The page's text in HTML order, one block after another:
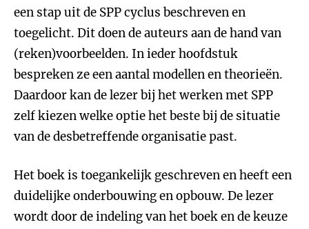
een stap uit de SPP cyclus beschreven en
toegelicht. Dit doen de auteurs aan de hand van
(reken)voorbeelden. In ieder hoofdstuk
bespreken ze een aantal modellen en theorieën.
Daardoor kan de lezer bij het werken met SPP
zelf kiezen welke optie het beste bij de situatie
van de desbetreffende organisatie past.
Het boek is toegankelijk geschreven en heeft een
duidelijke onderbouwing en opbouw. De lezer
wordt door de indeling van het boek en de keuze